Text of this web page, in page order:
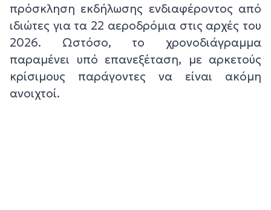
πρόσκληση εκδήλωσης ενδιαφέροντος από
ιδιώτες για τα 22 αεροδρόμια στις αρχές του
2026. Ωστόσο, το χρονοδιάγραμμα
παραμένει υπό επανεξέταση, με αρκετούς
κρίσιμους παράγοντες να είναι ακόμη
ανοιχτοί.